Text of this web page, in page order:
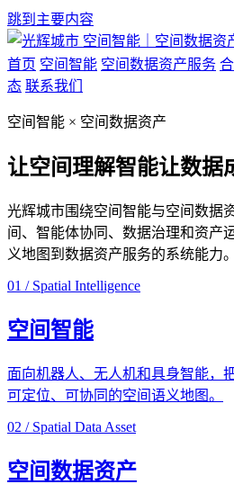
跳到主要内容
空间智能｜空间数据资
首页 空间智能 空间数据资产服务
态 联系我们
空间智能 × 空间数据资产
让空间理解智能让数据
光辉城市围绕空间智能与空间数据
间、智能体协同、数据治理和资产
义地图到数据资产服务的系统能力。
01 / Spatial Intelligence
空间智能
面向机器人、无人机和具身智能，
可定位、可协同的空间语义地图。
02 / Spatial Data Asset
空间数据资产